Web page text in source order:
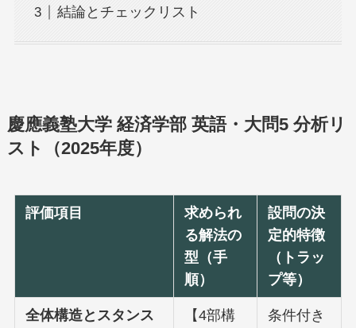
結論とチェックリスト
慶應義塾大学 経済学部 英語・大問5 分析リ
スト（2025年度）
評価項目
求められ
る解法の
型（手
順）
設問の決
定的特徴
（トラッ
プ等）
全体構造とスタンス
【4部構
条件付き